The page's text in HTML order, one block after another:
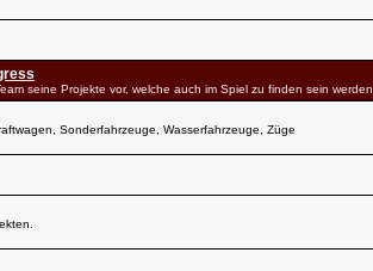
seine Projekte vor, welche auch im Spiel zu finden sein werden.
Sonderfahrzeuge, Wasserfahrzeuge, Züge